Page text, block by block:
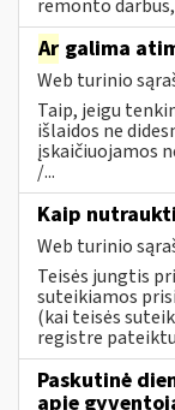
remonto
Ar galima
Web turinio
Taip, jeigu
išlaidos ne
įskaičiuojamos
/...
Kaip
Web turinio
Teisės jungtis
suteikiamos
(kai teisės
registre
Paskutinė
apie